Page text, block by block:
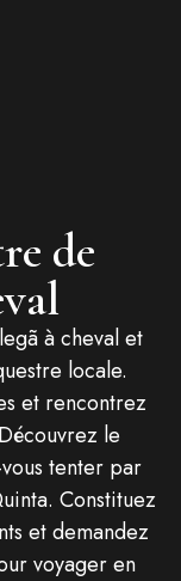
de
à cheval et
locale.
et rencontrez
le
tenter par
Constituez
et demandez
voyager en